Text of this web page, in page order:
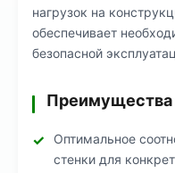
нагрузок на
обеспечивает
безопасной
Преимущества
Оптимальное
стенки для